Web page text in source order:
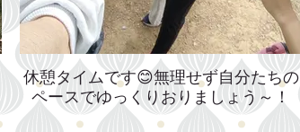
休憩タイムです😊無理せず自分たちの
ペースでゆっくりおりましょう～！